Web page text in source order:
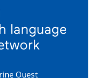
Ouest